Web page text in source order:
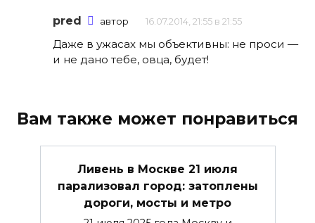
pred автор 16.07.2014, 21:55 в 21:55
Даже в ужасах мы объективны: не проси —
и не дано тебе, овца, будет!
Вам также может понравиться
Ливень в Москве 21 июля
парализовал город: затоплены
дороги, мосты и метро